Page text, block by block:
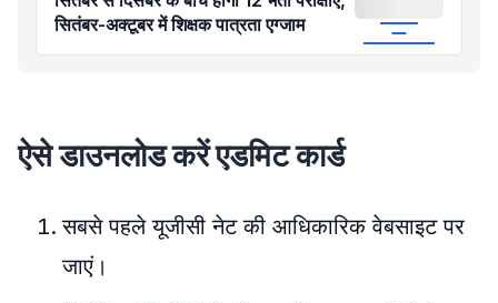
सितंबर-अक्टूबर में शिक्षक पात्रता एग्जाम
ऐसे डाउनलोड करें एडमिट कार्ड
सबसे पहले यूजीसी नेट की आधिकारिक वेबसाइट पर
जाएं।